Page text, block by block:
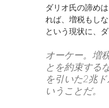
ダリオ氏の諦め
れば、増税もし
という現状に、
オーケー。増
とを約束する
を引いた2兆
いうことだ。